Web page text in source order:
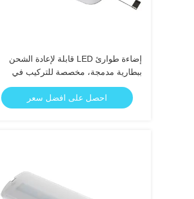
إضاءة طوارئ LED قابلة لإعادة الشحن
ببطارية مدمجة، مخصصة للتركيب في
السقف، مع وقت احتياطي 3 ساعات
احصل على افضل سعر